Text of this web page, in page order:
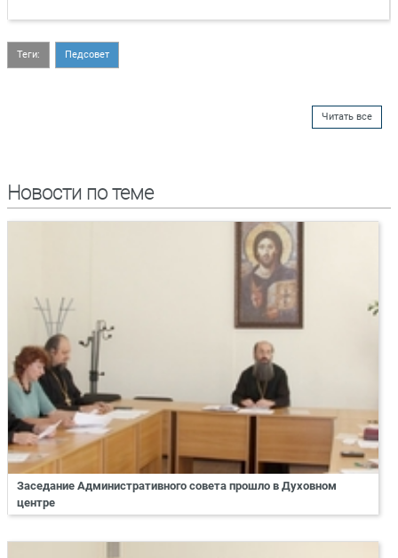
Теги: Педсовет
Читать все
Новости по теме
Заседание Административного совета прошло в Духовном
центре